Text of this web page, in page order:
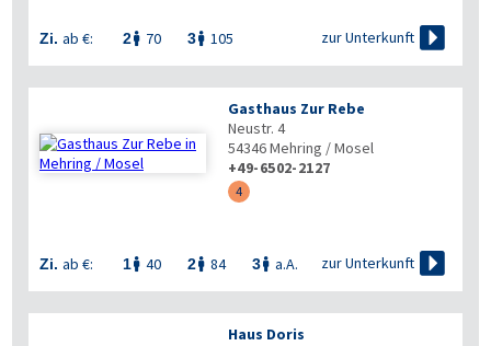
Zi. ab €: 2 70 3 105 zur Unterkunft 
Gasthaus Zur Rebe
Neustr. 4
54346Mehring / Mosel
+49-6502-2127
4
Zi. ab €: 1 40 2 84 3 a.A. zur Unterkunft 
Haus Doris